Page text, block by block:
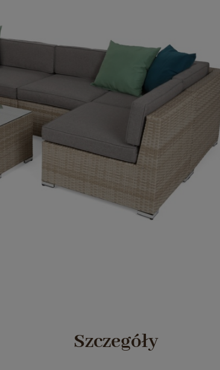
Szczegóły